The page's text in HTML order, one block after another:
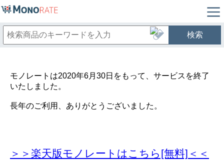
検索
モノレートは2020年6月30日をもって、サービスを終了
いたしました。
長年のご利用、ありがとうございました。
＞＞楽天版モノレートはこちら[無料]＜＜